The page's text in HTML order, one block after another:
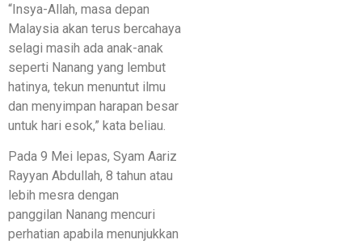
“Insya-Allah, masa depan
Malaysia akan terus bercahaya
selagi masih ada anak-anak
seperti Nanang yang lembut
hatinya, tekun menuntut ilmu
dan menyimpan harapan besar
untuk hari esok,” kata beliau.
Pada 9 Mei lepas, Syam Aariz
Rayyan Abdullah, 8 tahun atau
lebih mesra dengan
panggilan Nanang mencuri
perhatian apabila menunjukkan